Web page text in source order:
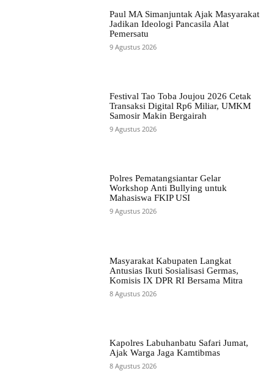
Paul MA Simanjuntak Ajak Masyarakat
Jadikan Ideologi Pancasila Alat
Pemersatu
9 Agustus 2026
Festival Tao Toba Joujou 2026 Cetak
Transaksi Digital Rp6 Miliar, UMKM
Samosir Makin Bergairah
9 Agustus 2026
Polres Pematangsiantar Gelar
Workshop Anti Bullying untuk
Mahasiswa FKIP USI
9 Agustus 2026
Masyarakat Kabupaten Langkat
Antusias Ikuti Sosialisasi Germas,
Komisis IX DPR RI Bersama Mitra
8 Agustus 2026
Kapolres Labuhanbatu Safari Jumat,
Ajak Warga Jaga Kamtibmas
8 Agustus 2026